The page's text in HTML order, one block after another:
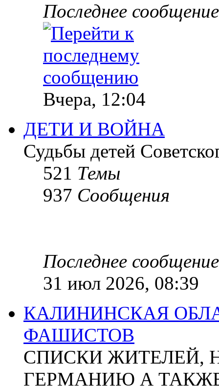
Последнее сообщение
Вчера, 12:04
ДЕТИ И ВОЙНА
Судьбы детей
521 Темы
937 Сообщения
Последнее сообщение
31 июл 2026, 08:39
КАЛИНИНСКАЯ
ФАШИСТОВ
СПИСКИ ЖИТЕЛЕЙ,
ГЕРМАНИЮ А